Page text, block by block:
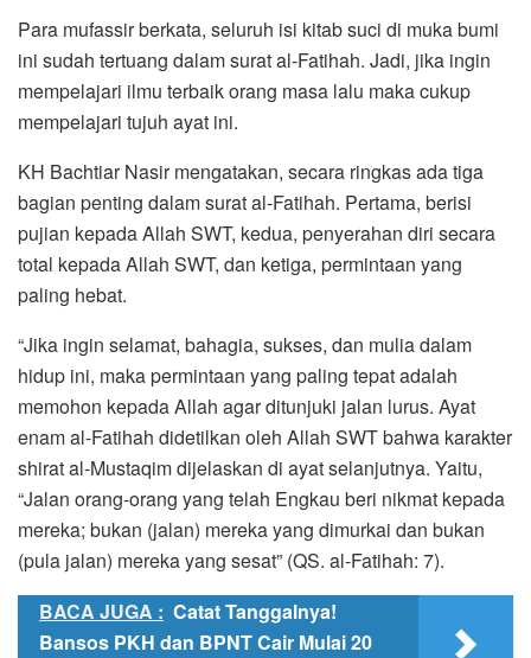
Para mufassir berkata, seluruh isi kitab suci di muka bumi
ini sudah tertuang dalam surat al-Fatihah. Jadi, jika ingin
mempelajari ilmu terbaik orang masa lalu maka cukup
mempelajari tujuh ayat ini.
KH Bachtiar Nasir mengatakan, secara ringkas ada tiga
bagian penting dalam surat al-Fatihah. Pertama, berisi
pujian kepada Allah SWT, kedua, penyerahan diri secara
total kepada Allah SWT, dan ketiga, permintaan yang
paling hebat.
“Jika ingin selamat, bahagia, sukses, dan mulia dalam
hidup ini, maka permintaan yang paling tepat adalah
memohon kepada Allah agar ditunjuki jalan lurus. Ayat
enam al-Fatihah didetilkan oleh Allah SWT bahwa karakter
shirat al-Mustaqim dijelaskan di ayat selanjutnya. Yaitu,
“Jalan orang-orang yang telah Engkau beri nikmat kepada
mereka; bukan (jalan) mereka yang dimurkai dan bukan
(pula jalan) mereka yang sesat” (QS. al-Fatihah: 7).
BACA JUGA : Catat Tanggalnya!
Bansos PKH dan BPNT Cair Mulai 20